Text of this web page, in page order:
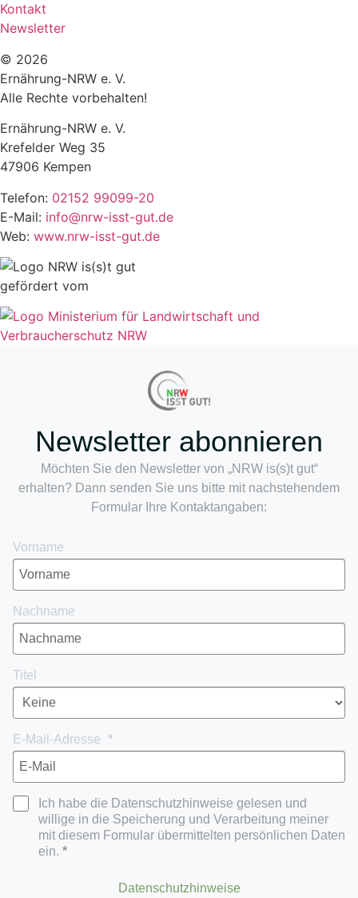
Kontakt
Newsletter
© 2026
Ernährung-NRW e. V.
Alle Rechte vorbehalten!
Ernährung-NRW e. V.
Krefelder Weg 35
47906 Kempen
Telefon: 02152 99099-20
E-Mail: info@nrw-isst-gut.de
Web: www.nrw-isst-gut.de
gefördert vom
Newsletter abonnieren
Möchten Sie den Newsletter von „NRW is(s)t gut“
erhalten? Dann senden Sie uns bitte mit nachstehendem
Formular Ihre Kontaktangaben:
Vorname
Nachname
Titel
E-Mail-Adresse
Ich habe die Datenschutzhinweise gelesen und
willige in die Speicherung und Verarbeitung meiner
mit diesem Formular übermittelten persönlichen Daten
ein.
Datenschutzhinweise